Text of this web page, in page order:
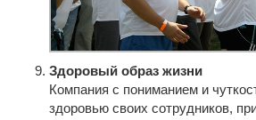
Здоровый образ жизни
Компания с пониманием и
здоровью своих сотрудников,